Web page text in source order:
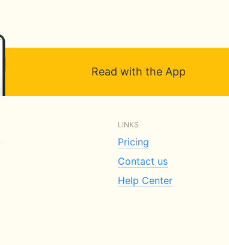
Read with the App
LINKS
Pricing
Contact us
Help Center